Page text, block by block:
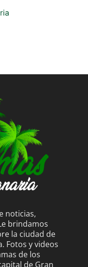
noticias,
brindamos
la ciudad de
Fotos y videos
de los
de Gran